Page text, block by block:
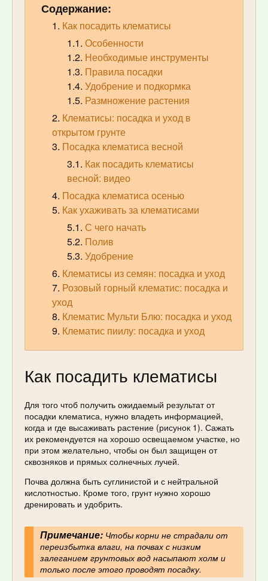
Содержание:
Как посадить клематисы
Особенности
Необходимые инструменты
Правила посадки
Удобрение и подкормка
Размножение растения
Клематисы: посадка и уход в
открытом грунте
Посадка клематиса весной
Как посадить клематисы
весной: видео
Посадка клематиса осенью
Как ухаживать за клематисами
С чего начать
Полив
Удобрение
Клематисы из семян: посадка и уход
Розовый горный клематис: посадка и
уход
Клематис Мульти Блю: посадка и уход
Клематис пиилу: посадка и уход
Как посадить клематисы
Для того чтоб получить ожидаемый результат от
посадки клематиса, нужно владеть информацией,
когда и где высаживать растение (рисунок 1). Сажать
их рекомендуется на хорошо освещаемом участке, но
при этом желательно, чтобы он был защищен от
сквозняков и прямых солнечных лучей.
Почва должна быть суглинистой и с нейтральной
кислотностью. Кроме того, грунт нужно хорошо
дренировать и удобрить.
Примечание:Чтобы корни не страдали от
переизбытка влаги, на почвах с низким
залеганием грунтовых вод насыпают холм и
только после этого проводят посадку.